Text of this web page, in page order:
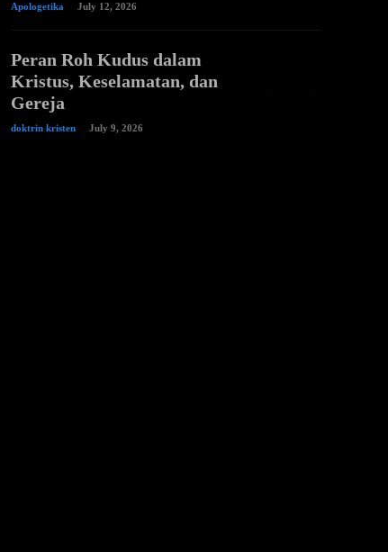
Apologetika July 12, 2026
Peran Roh Kudus dalam
Kristus, Keselamatan, dan
Gereja
doktrin kristen July 9, 2026